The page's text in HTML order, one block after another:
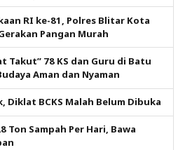
RI ke-81, Polres Blitar Kota
Pangan Murah
Takut” 78 KS dan Guru di Batu
Aman dan Nyaman
Diklat BCKS Malah Belum Dibuka
Ton Sampah Per Hari, Bawa